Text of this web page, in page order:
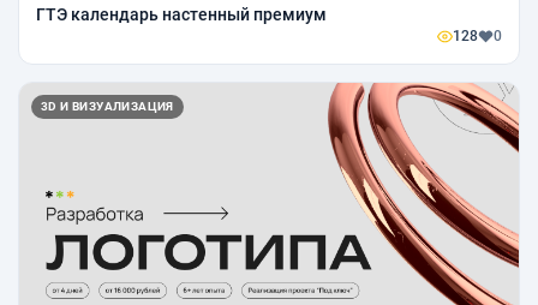
ГТЭ календарь настенный премиум
128 0
3D И ВИЗУАЛИЗАЦИЯ